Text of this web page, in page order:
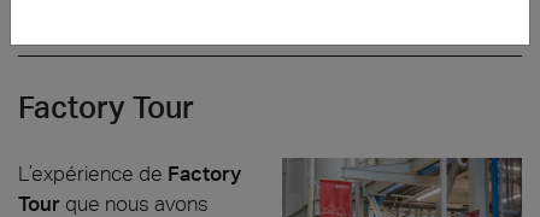
Factory Tour
L’expérience de Factory
Tour que nous avons